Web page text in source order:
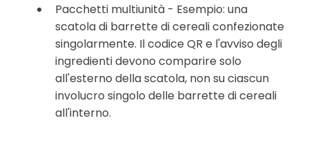
Pacchetti multiunità - Esempio: una
scatola di barrette di cereali confezionate
singolarmente. Il codice QR e l'avviso degli
ingredienti devono comparire solo
all'esterno della scatola, non su ciascun
involucro singolo delle barrette di cereali
all'interno.